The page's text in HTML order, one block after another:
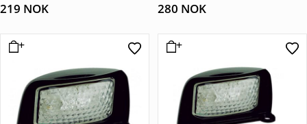
219 NOK 280 NOK